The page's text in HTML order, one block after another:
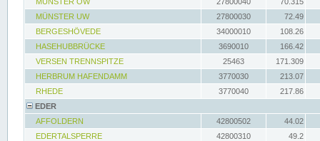
MÜNSTER UW
27800030
72.49
BERGESHÖVEDE
34000010
108.26
HASEHUBBRÜCKE
3690010
166.42
VERSEN TRENNSPITZE
25463
171.309
HERBRUM HAFENDAMM
3770030
213.07
RHEDE
3770040
217.86
EDER
AFFOLDERN
42800502
44.02
EDERTALSPERRE
42800310
49.2